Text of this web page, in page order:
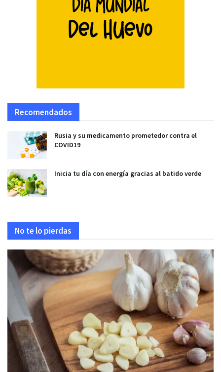
Recomendados
Rusia y su medicamento prometedor contra el
COVID19
Inicia tu día con energía gracias al batido verde
No te lo pierdas